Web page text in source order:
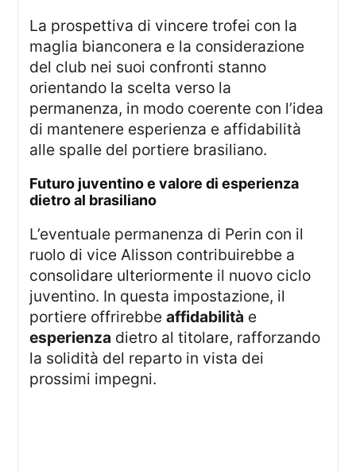
La prospettiva di vincere trofei con la
maglia bianconera e la considerazione
del club nei suoi confronti stanno
orientando la scelta verso la
permanenza, in modo coerente con l’idea
di mantenere esperienza e affidabilità
alle spalle del portiere brasiliano.
futuro juventino e valore di esperienza
dietro al brasiliano
L’eventuale permanenza di Perin con il
ruolo di vice Alisson contribuirebbe a
consolidare ulteriormente il nuovo ciclo
juventino. In questa impostazione, il
portiere offrirebbeaffidabilità e
esperienza dietro al titolare, rafforzando
la solidità del reparto in vista dei
prossimi impegni.